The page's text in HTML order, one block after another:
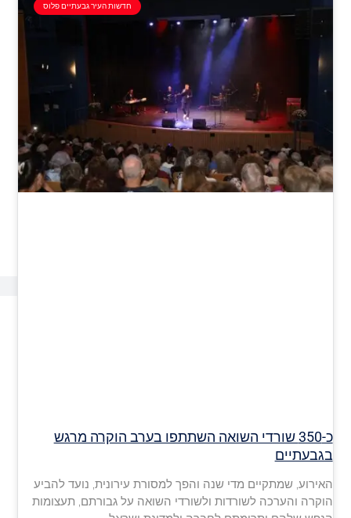
חדשות העיר גבעתיים פלוס
כ-350 שורדי השואה השתתפו בערב הוקרה מרגש
בגבעתיים
האירוע, שמתקיים מדי שנה והפך למסורת עירונית, נועד להביע
הוקרה והערכה לשורדות ולשורדי השואה על גבורתם, תעצומות